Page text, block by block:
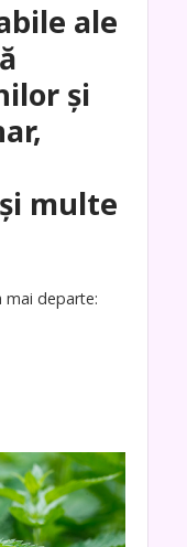
ale
și
multe
mai departe: